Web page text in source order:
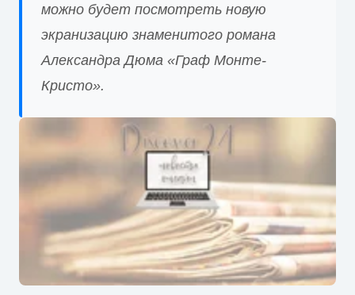
можно будет посмотреть новую
экранизацию знаменитого романа
Александра Дюма «Граф Монте-
Кристо».